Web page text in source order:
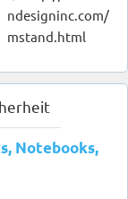
ndesigninc.com/
mstand.html
Notebooks,